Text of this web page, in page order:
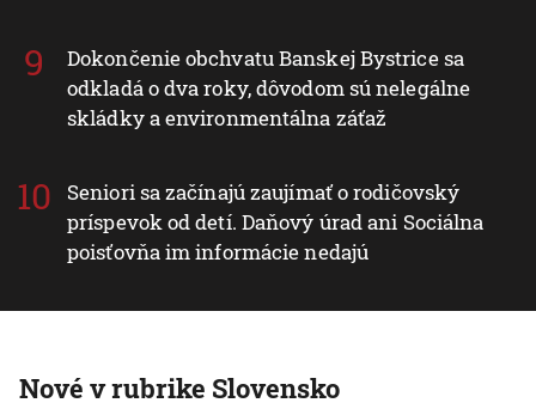
Dokončenie obchvatu Banskej Bystrice sa
odkladá o dva roky, dôvodom sú nelegálne
skládky a environmentálna záťaž
Seniori sa začínajú zaujímať o rodičovský
príspevok od detí. Daňový úrad ani Sociálna
poisťovňa im informácie nedajú
Nové v rubrike Slovensko